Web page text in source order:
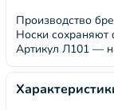
Производство
Носки сохраняют
Артикул Л101 —